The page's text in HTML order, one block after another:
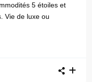
5 étoiles et
Vie de luxe ou